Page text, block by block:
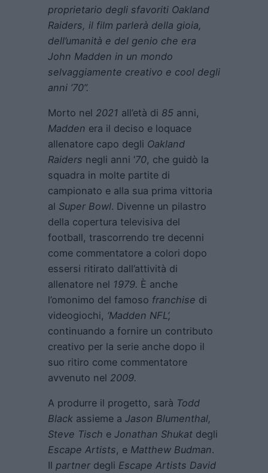
proprietario degli sfavoriti Oakland
Raiders, il film parlerà della gioia,
dell’umanità e del genio che era
John Madden in un mondo
selvaggiamente creativo e cool degli
anni ’70”.
Morto nel 2021 all’età di 85 anni,
Madden era il deciso e loquace
allenatore capo degli Oakland
Raiders negli anni ‘70, che guidò la
squadra in molte partite di
campionato e alla sua prima vittoria
al Super Bowl. Divenne un pilastro
della copertura televisiva del
football, trascorrendo tre decenni
come commentatore a colori dopo
essersi ritirato dall’attività di
allenatore nel 1979. È anche
l’omonimo del famoso franchise di
videogiochi, ‘Madden NFL’,
continuando a fornire un contributo
creativo per la serie anche dopo il
suo ritiro come commentatore
avvenuto nel 2009.
A produrre il progetto, sarà Todd
Black assieme a Jason Blumenthal,
Steve Tisch e Jonathan Shukat degli
Escape Artists, e Matthew Budman.
Il partner degli Escape Artists David